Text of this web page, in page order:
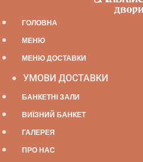
ГОЛОВНА
МЕНЮ
МЕНЮ ДОСТАВКИ
УМОВИ ДОСТАВКИ
БАНКЕТНІ ЗАЛИ
ВИЇЗНИЙ БАНКЕТ
ГАЛЕРЕЯ
ПРО НАС